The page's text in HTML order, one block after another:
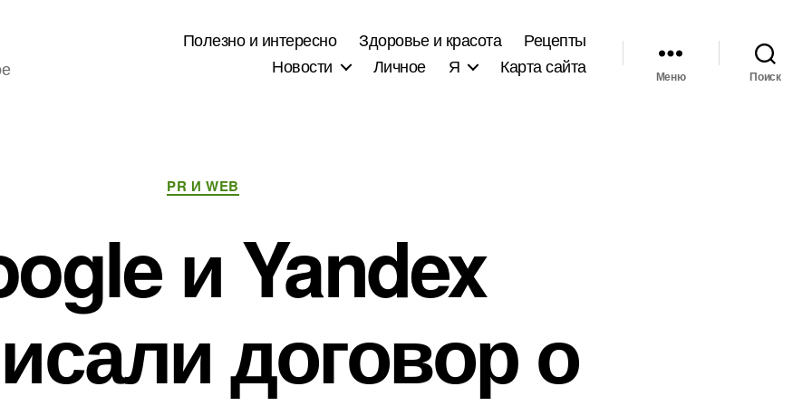
Полезно и интересно Здоровье и красота
Рецепты
Новости
Личное Я Карта сайта Меню Поиск
Рубрики
PR И WEB
и Yandex
договор о